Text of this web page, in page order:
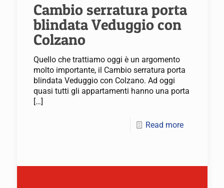
Cambio serratura porta
blindata Veduggio con
Colzano
Quello che trattiamo oggi è un argomento
molto importante, il Cambio serratura porta
blindata Veduggio con Colzano. Ad oggi
quasi tutti gli appartamenti hanno una porta
[…]
Read more